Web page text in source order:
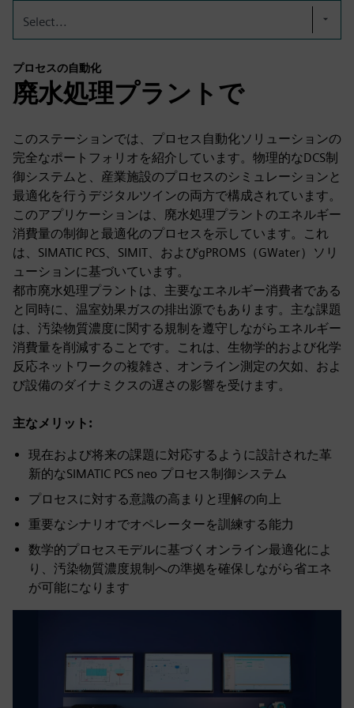
Select...
プロセスの自動化
廃水処理プラントで
このステーションでは、プロセス自動化ソリューションの
完全なポートフォリオを紹介しています。物理的なDCS制
御システムと、産業施設のプロセスのシミュレーションと
最適化を行うデジタルツインの両方で構成されています。
このアプリケーションは、廃水処理プラントのエネルギー
消費量の制御と最適化のプロセスを示しています。これ
は、SIMATIC PCS、SIMIT、およびgPROMS（GWater）ソリ
ューションに基づいています。
都市廃水処理プラントは、主要なエネルギー消費者である
と同時に、温室効果ガスの排出源でもあります。主な課題
は、汚染物質濃度に関する規制を遵守しながらエネルギー
消費量を削減することです。これは、生物学的および化学
反応ネットワークの複雑さ、オンライン測定の欠如、およ
び設備のダイナミクスの遅さの影響を受けます。
主なメリット:
現在および将来の課題に対応するように設計された革
新的なSIMATIC PCS neo プロセス制御システム
プロセスに対する意識の高まりと理解の向上
重要なシナリオでオペレーターを訓練する能力
数学的プロセスモデルに基づくオンライン最適化によ
り、汚染物質濃度規制への準拠を確保しながら省エネ
が可能になります